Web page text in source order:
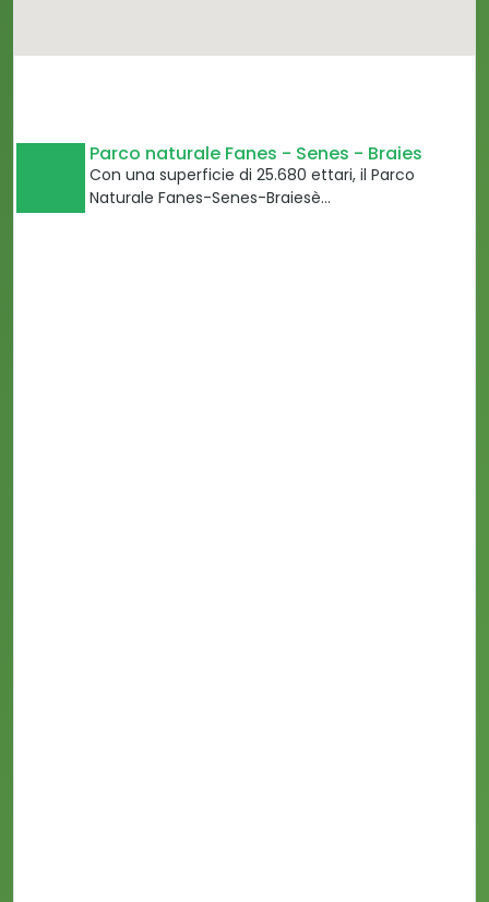
Parco naturale Fanes - Senes - Braies
Con una superficie di 25.680 ettari, il Parco
Naturale Fanes-Senes-Braiesè…